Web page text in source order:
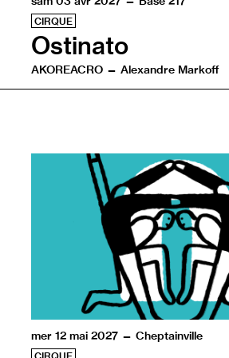
CIRQUE
Ostinato
AKOREACRO — Alexandre Markoff
mer 12 mai 2027 — Cheptainville
CIRQUE